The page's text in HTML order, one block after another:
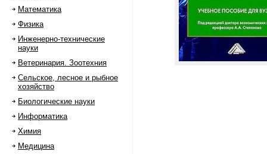
Математика
Физика
Инженерно-технические
науки
Ветеринария. Зоотехния
Сельское, лесное и рыбное
хозяйство
Биологические науки
Информатика
Химия
Медицина